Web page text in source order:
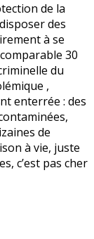
de la
des
à se
30
du
,
enterrée : des
de
à vie, juste
c’est pas cher